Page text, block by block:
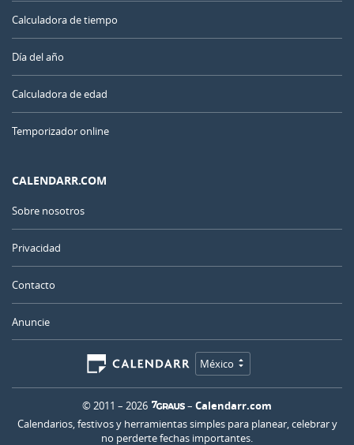
Calculadora de tiempo
Día del año
Calculadora de edad
Temporizador online
CALENDARR.COM
Sobre nosotros
Privacidad
Contacto
Anuncie
México
© 2011 – 2026 – Calendarr.com
Calendarios, festivos y herramientas simples para planear, celebrar y
no perderte fechas importantes.